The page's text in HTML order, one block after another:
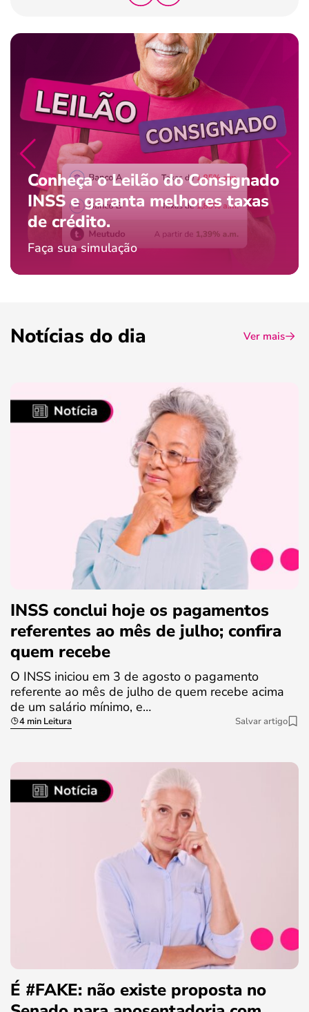
Conheça o Leilão do Consignado
INSS e garanta melhores taxas
de crédito.
Faça sua simulação
Notícias do dia Ver mais
INSS conclui hoje os pagamentos
referentes ao mês de julho; confira
quem recebe
O INSS iniciou em 3 de agosto o pagamento
referente ao mês de julho de quem recebe acima
de um salário mínimo, e…
4 min Leitura Salvar artigo
É #FAKE: não existe proposta no